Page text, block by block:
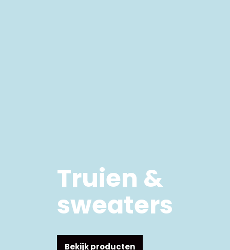
Truien &
sweaters
Bekijk producten